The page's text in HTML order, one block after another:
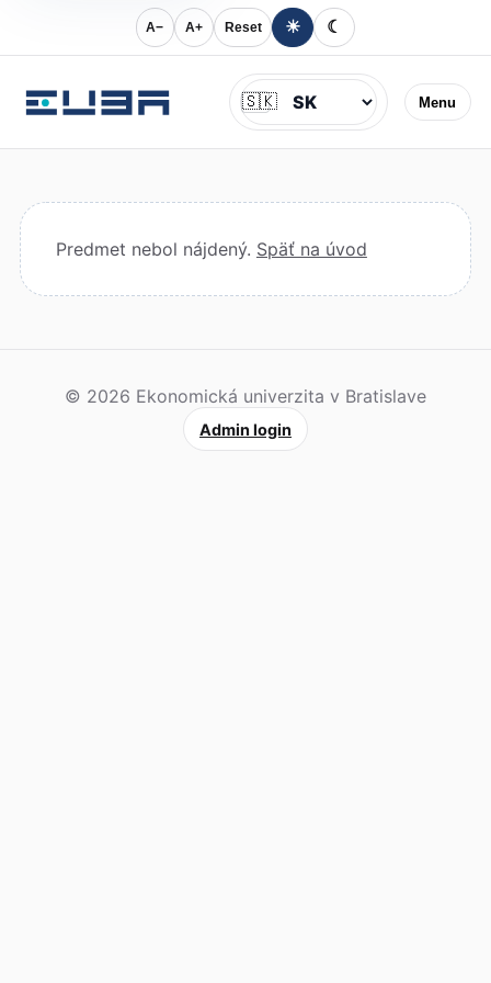
A− A+ Reset ☀ ☾
Menu
Jazyk
🇸🇰
Predmet nebol nájdený. Späť na úvod
© 2026 Ekonomická univerzita v Bratislave
Admin login